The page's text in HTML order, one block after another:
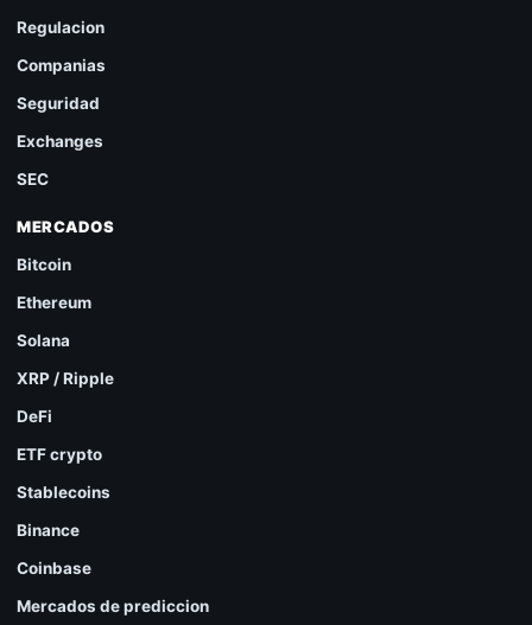
Regulacion
Companias
Seguridad
Exchanges
SEC
MERCADOS
Bitcoin
Ethereum
Solana
XRP / Ripple
DeFi
ETF crypto
Stablecoins
Binance
Coinbase
Mercados de prediccion